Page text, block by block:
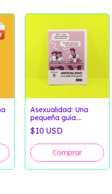
Asexualidad: Una
pequeña guía.
Volumen 2
$10 USD